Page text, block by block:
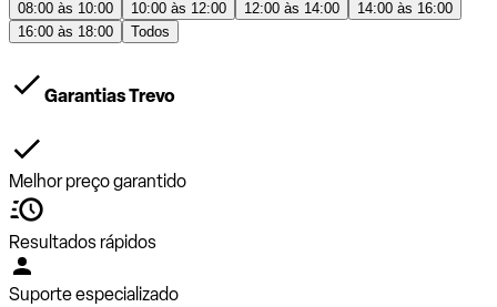
08:00 às 10:00 10:00 às 12:00 12:00 às 14:00
14:00 às 16:00
16:00 às 18:00
Todos
Garantias Trevo
Melhor preço garantido
Resultados rápidos
Suporte especializado